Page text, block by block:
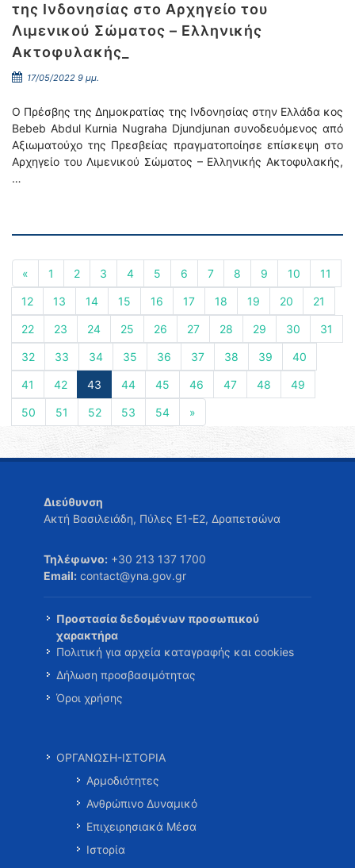
της Ινδονησίας στο Αρχηγείο του
Λιμενικού Σώματος – Ελληνικής
Ακτοφυλακής_
17/05/2022 9 μμ.
Ο Πρέσβης της Δημοκρατίας της Ινδονησίας στην Ελλάδα κος
Bebeb Abdul Kurnia Nugraha Djundjunan συνοδευόμενος από
Αξιωματούχο της Πρεσβείας πραγματοποίησε επίσκεψη στο
Αρχηγείο του Λιμενικού Σώματος – Ελληνικής Ακτοφυλακής,
…
« 1 2 3 4 5 6 7 8 9 10 11
12 13 14 15 16 17 18 19 20 21
22 23 24 25 26 27 28 29 30 31
32 33 34 35 36 37 38 39 40
41 42 43 44 45 46 47 48 49
50 51 52 53 54 »
Διεύθυνση
Ακτή Βασιλειάδη, Πύλες Ε1-Ε2, Δραπετσώνα
Τηλέφωνο: +30 213 137 1700
Email: contact@yna.gov.gr
Προστασία δεδομένων προσωπικού
χαρακτήρα
Πολιτική για αρχεία καταγραφής και cookies
Δήλωση προσβασιμότητας
Όροι χρήσης
ΟΡΓΑΝΩΣΗ-ΙΣΤΟΡΙΑ
Αρμοδιότητες
Ανθρώπινο Δυναμικό
Επιχειρησιακά Μέσα
Ιστορία